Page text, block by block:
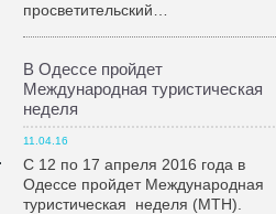
просветительский…
В Одессе пройдет
Международная туристическая
неделя
11.04.16
С 12 по 17 апреля 2016 года в
Одессе пройдет Международная
туристическая неделя (МТН).